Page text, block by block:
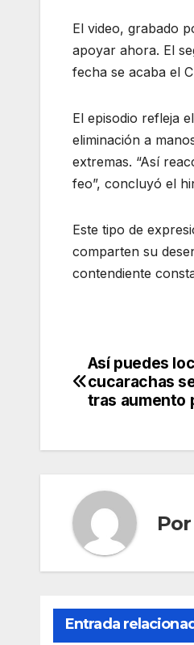
El video, grabado
apoyar ahora. El
fecha se acaba el
El episodio refleja
eliminación a
extremas. “Así
feo”, concluyó el
Este tipo de
comparten su
contendiente
de
Así puedes
cucarachas
tras aumento
Por
Entrada